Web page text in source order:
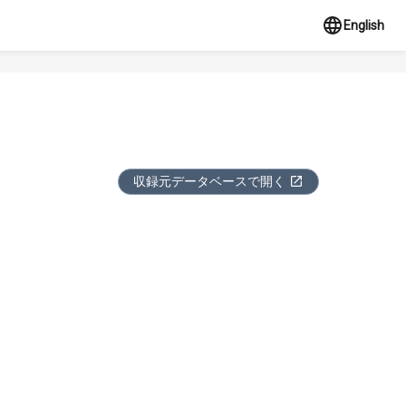
English
収録元データベースで開く